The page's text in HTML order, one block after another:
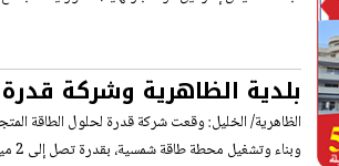
بلدية الظاهرية وشركة
تفاهم
الظاهرية/ الخليل: وقعت شركة قدرة لحلول الطاقة
وبناء وتشغيل محطة طاقة شمسية، بقدرة تصل إلى 2 ميغا واط،